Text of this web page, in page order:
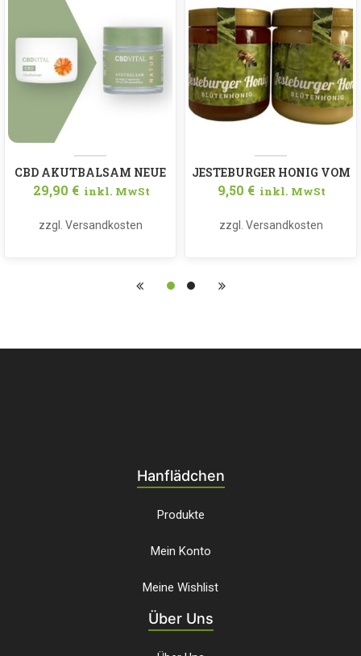
zzgl. Versandkosten
CBD AKUTBALSAM NEUE
VERPACKUNG
29,90 € inkl. MwSt
zzgl. Versandkosten
JESTEBURGER HONIG VOM
HANFFELD CREMIG
9,50 € inkl. MwSt
Hanflädchen
Produkte
Mein Konto
Meine Wishlist
Über Uns